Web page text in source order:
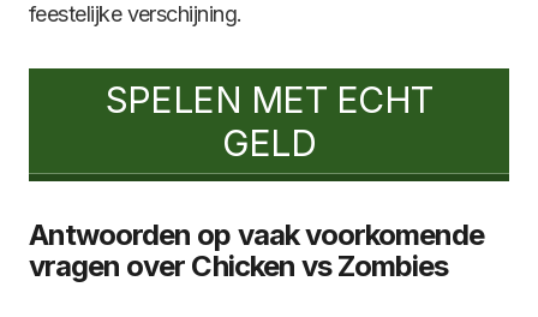
feestelijke verschijning.
SPELEN MET ECHT
GELD
Antwoorden op vaak voorkomende
vragen over Chicken vs Zombies